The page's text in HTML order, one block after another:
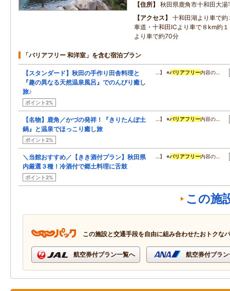
住所
秋田県鹿角市十和田大
アクセス
十和田湖より車で
車道・十和田ICより車で８km約
より車で約70分
「バリアフリー 和洋室」を含む宿泊プラン
【スタンダード】秋田の手作り田舎料理と
『趣の異なる天然温泉風呂』でのんびり癒し
旅♪
ポイント2%
…】 ※バリアフリー内容の…
【名物】鹿角／かづの発祥！『きりたんぽ土
鍋』と温泉でほっこり癒し旅
ポイント2%
…】 ※バリアフリー内容の…
＼当館おすすめ／【きき酒付プラン】秋田県
内厳選３種！冷酒付で郷土料理に舌鼓
ポイント2%
…】 ※バリアフリー内容の…
この施
この施設と交通手段を自由に組み合わせたおトクな
航空券付プラン一覧へ 航空券付プラ